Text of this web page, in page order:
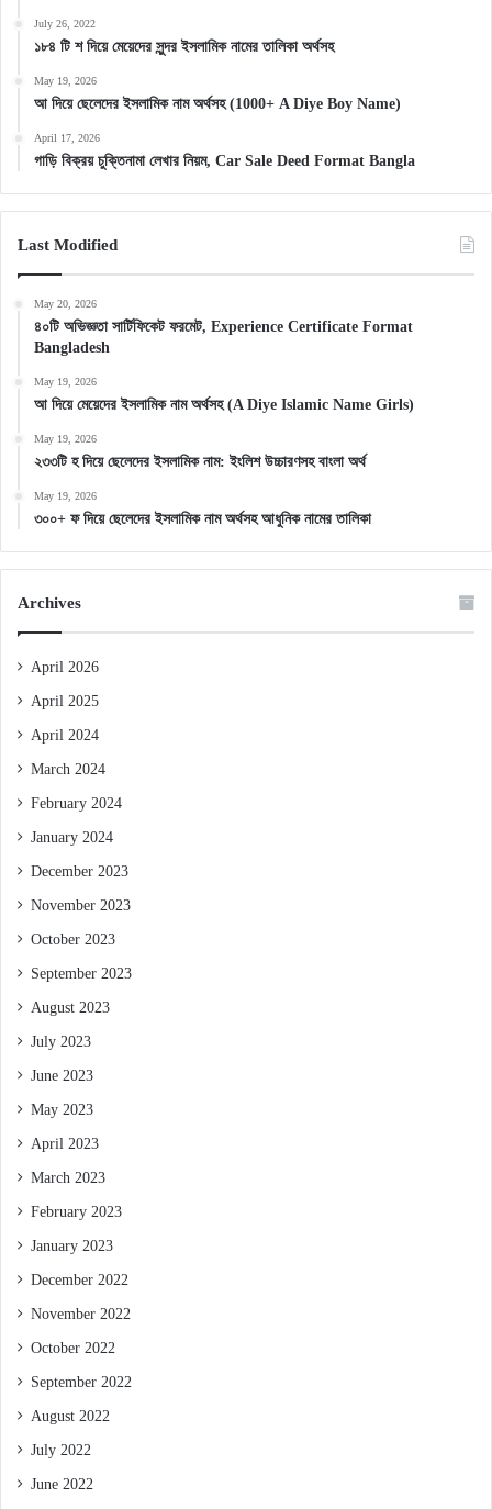
July 26, 2022
১৮৪ টি শ দিয়ে মেয়েদের সুন্দর ইসলামিক নামের তালিকা অর্থসহ
May 19, 2026
আ দিয়ে ছেলেদের ইসলামিক নাম অর্থসহ (1000+ A Diye Boy Name)
April 17, 2026
গাড়ি বিক্রয় চুক্তিনামা লেখার নিয়ম, Car Sale Deed Format Bangla
Last Modified
May 20, 2026
৪০টি অভিজ্ঞতা সার্টিফিকেট ফরমেট, Experience Certificate Format
Bangladesh
May 19, 2026
আ দিয়ে মেয়েদের ইসলামিক নাম অর্থসহ (A Diye Islamic Name Girls)
May 19, 2026
২৩৩টি হ দিয়ে ছেলেদের ইসলামিক নাম: ইংলিশ উচ্চারণসহ বাংলা অর্থ
May 19, 2026
৩০০+ ফ দিয়ে ছেলেদের ইসলামিক নাম অর্থসহ আধুনিক নামের তালিকা
Archives
April 2026
April 2025
April 2024
March 2024
February 2024
January 2024
December 2023
November 2023
October 2023
September 2023
August 2023
July 2023
June 2023
May 2023
April 2023
March 2023
February 2023
January 2023
December 2022
November 2022
October 2022
September 2022
August 2022
July 2022
June 2022